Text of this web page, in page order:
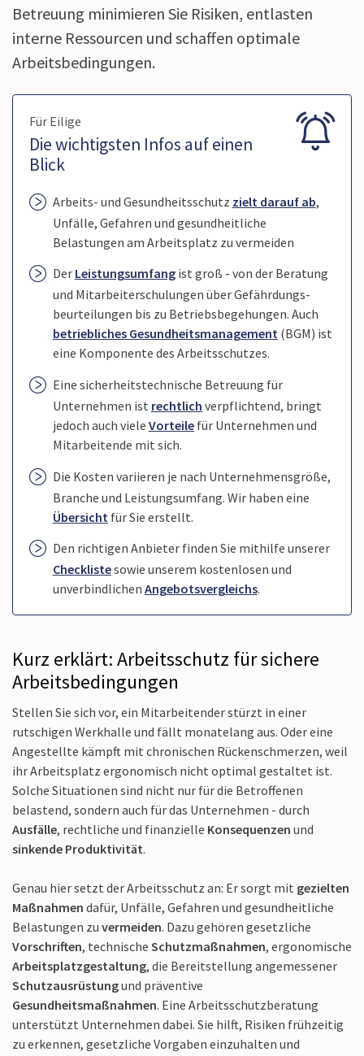
Betreuung minimieren Sie Risiken, entlasten
interne Ressourcen und schaffen optimale
Arbeitsbedingungen.
Für Eilige
Die wichtigsten Infos auf einen
Blick
Arbeits- und Gesundheitsschutz zielt darauf ab,
Unfälle, Gefahren und gesundheitliche
Belastungen am Arbeitsplatz zu vermeiden
Der Leistungsumfangist groß - von der Beratung
und Mitarbeiter­schulungen über Gefährdungs­
beurteilungen bis zu Betriebsbegehungen. Auch
betriebliches Gesundheits­management(BGM) ist
eine Komponente des Arbeitsschutzes.
Eine sicherheits­technische Betreuung für
Unternehmen ist rechtlich verpflichtend, bringt
jedoch auch viele Vorteilefür Unternehmen und
Mitarbeitende mit sich.
Die Kosten variieren je nach Unternehmensgröße,
Branche und Leistungsumfang. Wir haben eine
Übersicht für Sie erstellt.
Den richtigen Anbieter finden Sie mithilfe unserer
Checklistesowie unserem kostenlosen und
unverbindlichen Angebotsvergleichs.
Kurz erklärt: Arbeitsschutz für sichere
Arbeitsbedingungen
Stellen Sie sich vor, ein Mitarbeitender stürzt in einer
rutschigen Werkhalle und fällt monatelang aus. Oder eine
Angestellte kämpft mit chronischen Rückenschmerzen, weil
ihr Arbeitsplatz ergonomisch nicht optimal gestaltet ist.
Solche Situationen sind nicht nur für die Betroffenen
belastend, sondern auch für das Unternehmen - durch
Ausfälle, rechtliche und finanzielle Konsequenzen und
sinkende Produktivität.
Genau hier setzt der Arbeitsschutz an: Er sorgt mit gezielten
Maßnahmen dafür, Unfälle, Gefahren und gesundheitliche
Belastungen zu vermeiden. Dazu gehören gesetzliche
Vorschriften, technische Schutzmaßnahmen, ergonomische
Arbeitsplatz­gestaltung, die Bereitstellung angemessener
Schutzausrüstungund präventive
Gesundheitsmaßnahmen. Eine Arbeitsschutz­beratung
unterstützt Unternehmen dabei. Sie hilft, Risiken frühzeitig
zu erkennen, gesetzliche Vorgaben einzuhalten und